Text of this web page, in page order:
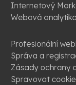
Internetový
Webová analytika
Profesionální
Správa a
Zásady ochrany
Spravovat